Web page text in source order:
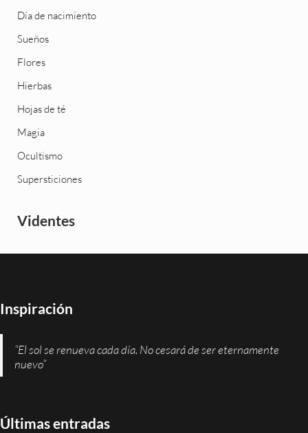
Día de nacimiento
Sueños
Flores
Hierbas
Hojas de té
Magia
Ocultismo
Supersticiones
Videntes
Inspiración
“El sol se renueva cada día. No cesará de ser eternamente
nuevo”
Últimas entradas